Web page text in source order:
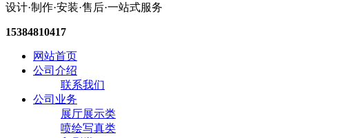
设计·制作·安装·售后·一站式服务
15384810417
网站首页
公司介绍
联系我们
公司业务
展厅展示类
喷绘写真类